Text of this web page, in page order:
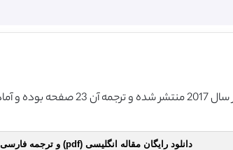
دانلود رایگان مقاله انگلیسی (pdf) و ترجمه فارسی (pdf + word)